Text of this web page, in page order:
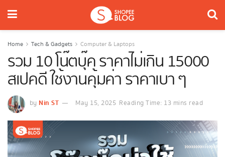
Home Tech & Gadgets Computer & Laptops
รวม 10 โน๊ตบุ๊ค ราคาไม่เกิน 15000
สเปคดี ใช้งานคุ้มค่า ราคาเบา ๆ
by Nin ST May 15, 2025 Reading Time: 13 mins read